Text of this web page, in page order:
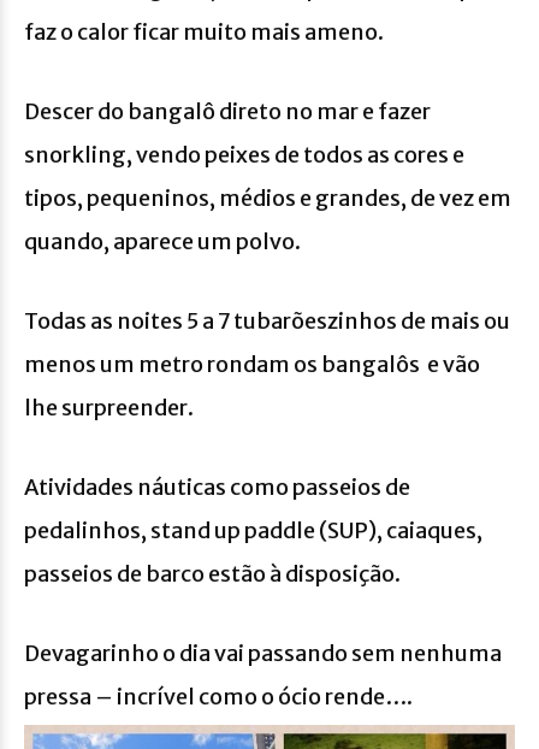
faz o calor ficar muito mais ameno.
Descer do bangalô direto no mar e fazer
snorkling, vendo peixes de todos as cores e
tipos, pequeninos, médios e grandes, de vez em
quando, aparece um polvo.
Todas as noites 5 a 7 tubarõeszinhos de mais ou
menos um metro rondam os bangalôs e vão
lhe surpreender.
Atividades náuticas como passeios de
pedalinhos, stand up paddle (SUP), caiaques,
passeios de barco estão à disposição.
Devagarinho o dia vai passando sem nenhuma
pressa – incrível como o ócio rende….